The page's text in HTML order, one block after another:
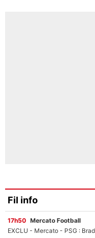
Fil info
17h50 Mercato Football
EXCLU - Mercato - PSG :